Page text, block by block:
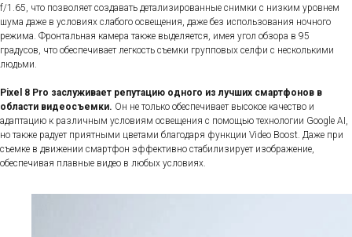
f/1.65, что позволяет создавать детализированные снимки с низким уровнем
шума даже в условиях слабого освещения, даже без использования ночного
режима. Фронтальная камера также выделяется, имея угол обзора в 95
градусов, что обеспечивает легкость съемки групповых селфи с несколькими
людьми.
Pixel 8 Pro заслуживает репутацию одного из лучших смартфонов в
области видеосъемки. Он не только обеспечивает высокое качество и
адаптацию к различным условиям освещения с помощью технологии Google AI,
но также радует приятными цветами благодаря функции Video Boost. Даже при
съемке в движении смартфон эффективно стабилизирует изображение,
обеспечивая плавные видео в любых условиях.